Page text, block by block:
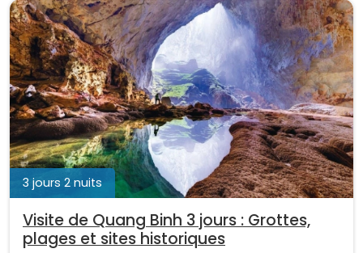
3 jours 2 nuits
Visite de Quang Binh 3 jours : Grottes,
plages et sites historiques